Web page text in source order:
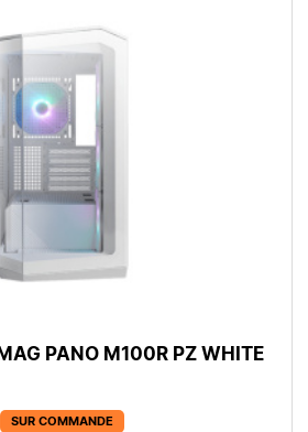
PANO M100R PZ WHITE
SUR COMMANDE